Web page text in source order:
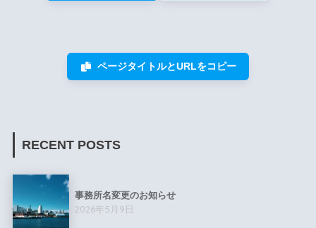
ページタイトルとURLをコピー
RECENT POSTS
事務所名変更のお知らせ
2026年5月9日